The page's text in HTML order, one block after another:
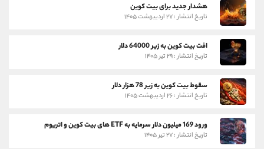
هشدار جدید برای بیت کوین
تاریخ انتشار : ۲۷ اردیبهشت ۱۴۰۵
افت بیت کوین به زیر 64000 دلار
تاریخ انتشار : ۲۹ تیر ۱۴۰۵
سقوط بیت کوین به زیر 78 هزار دلار
تاریخ انتشار : ۲۶ اردیبهشت ۱۴۰۵
ورود 169 میلیون دلار سرمایه به ETF های بیت کوین و اتریوم
تاریخ انتشار : ۲۷ تیر ۱۴۰۵